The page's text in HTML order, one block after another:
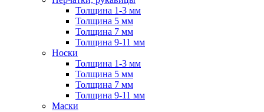
Толщина 1-3 мм
Толщина 5 мм
Толщина 7 мм
Толщина 9-11 мм
Носки
Толщина 1-3 мм
Толщина 5 мм
Толщина 7 мм
Толщина 9-11 мм
Маски